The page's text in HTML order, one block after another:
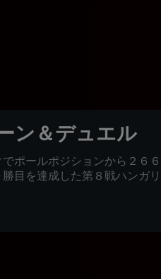
ン＆デュエル
ポールポジションから２６６
目を達成した第８戦ハンガリ